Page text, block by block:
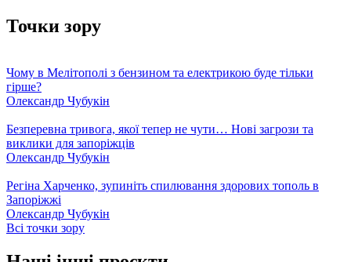
Точки зору
Чому в Мелітополі з бензином та електрикою буде тільки
гірше?
Олександр Чубукін
Безперевна тривога, якої тепер не чути… Нові загрози та
виклики для запоріжців
Олександр Чубукін
Регіна Харченко, зупиніть спилювання здорових тополь в
Запоріжжі
Олександр Чубукін
Всі точки зору